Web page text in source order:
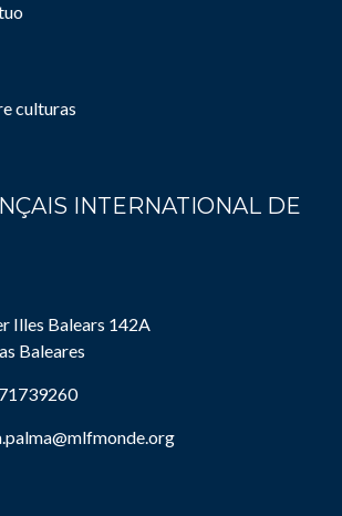
culturas
INTERNATIONAL DE
Illes Balears 142A
Baleares